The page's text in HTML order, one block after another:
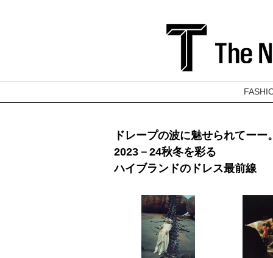
ドレープの波に魅せられてーー。
2023－24秋冬を彩る
ハイブランドのドレス最前線